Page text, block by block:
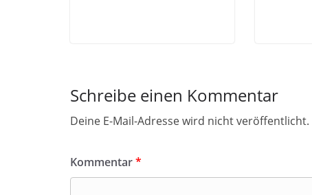
Schreibe einen Kommentar
Deine E-Mail-Adresse wird nicht veröffentlicht.
Kommentar*